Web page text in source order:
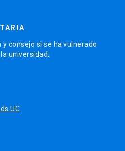
consejo si se ha vulnerado
universidad.
UC